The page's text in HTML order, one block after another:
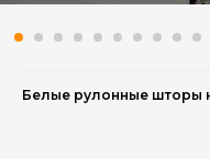
Белые рулонные шторы